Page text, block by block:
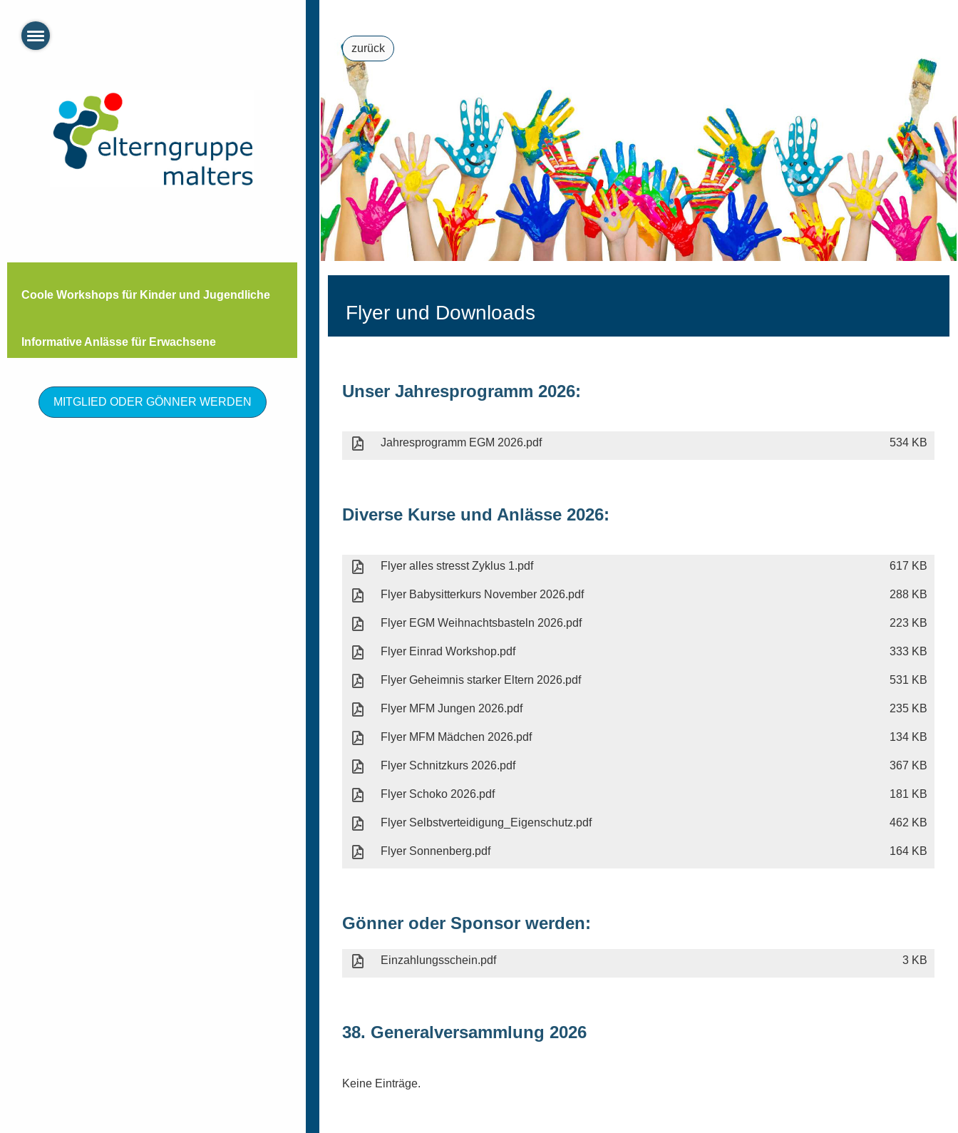
Coole Workshops für Kinder und Jugendliche
Informative Anlässe für Erwachsene
MITGLIED ODER GÖNNER WERDEN
zurück
Flyer und Downloads
Unser Jahresprogramm 2026:
Jahresprogramm EGM 2026.pdf 534 KB
Diverse Kurse und Anlässe 2026:
Flyer alles stresst Zyklus 1.pdf 617 KB
Flyer Babysitterkurs November 2026.pdf 288 KB
Flyer EGM Weihnachtsbasteln 2026.pdf 223 KB
Flyer Einrad Workshop.pdf 333 KB
Flyer Geheimnis starker Eltern 2026.pdf 531 KB
Flyer MFM Jungen 2026.pdf 235 KB
Flyer MFM Mädchen 2026.pdf 134 KB
Flyer Schnitzkurs 2026.pdf 367 KB
Flyer Schoko 2026.pdf 181 KB
Flyer Selbstverteidigung_Eigenschutz.pdf 462 KB
Flyer Sonnenberg.pdf 164 KB
Gönner oder Sponsor werden:
Einzahlungsschein.pdf 3 KB
38. Generalversammlung 2026
Keine Einträge.